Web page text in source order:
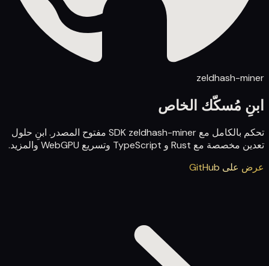
zeldhash-miner
ابنِ مُسكّك الخاص
تحكم بالكامل مع SDK zeldhash-miner مفتوح المصدر. ابنِ حلول
تعدين مخصصة مع Rust و TypeScript وتسريع WebGPU والمزيد.
عرض على GitHub